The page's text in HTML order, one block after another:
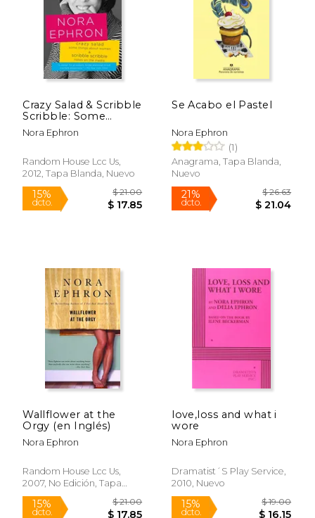
15%
Crazy Salad & Scribble
Scribble: Some
Things About
Women & Notes on
Nora Ephron
Random House Lcc Us,
2012, Tapa Blanda, Nuevo
dcto. $ 17.85
Se Acabo el Pastel
Nora Ephron
(1)
Anagrama, Tapa Blanda,
Nuevo
dcto. $
Wallflower at the
Orgy (en Inglés)
Nora Ephron
Random House Lcc Us,
2007, No Edición, Tapa
Blanda, Nuevo
love,loss and what i
wore
Nora Ephron
Dramatist´s Play Service,
2010, Nuevo